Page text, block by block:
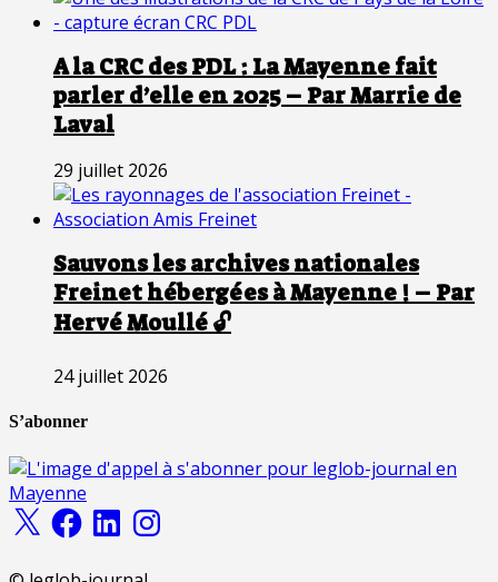
A la CRC des PDL : La Mayenne fait
parler d’elle en 2025 – Par Marrie de
Laval
29 juillet 2026
Sauvons les archives nationales
Freinet hébergées à Mayenne ! – Par
Hervé Moullé 🔓
24 juillet 2026
S’abonner
X FacebookLinkedInInstagram